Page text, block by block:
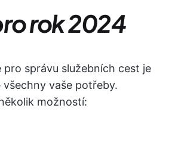
rok 2024
správu služebních cest je
vaše potřeby.
možností: